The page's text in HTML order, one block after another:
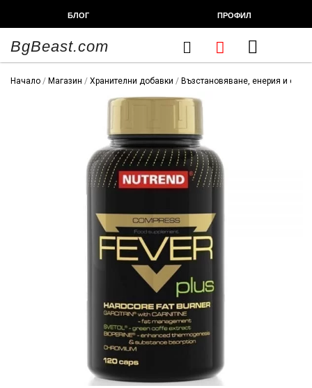
БЛОГ ПРОФИЛ
BgBeast.com Cart
Начало / Магазин / Хранителни добавки / Възстановяване, енерия и сила